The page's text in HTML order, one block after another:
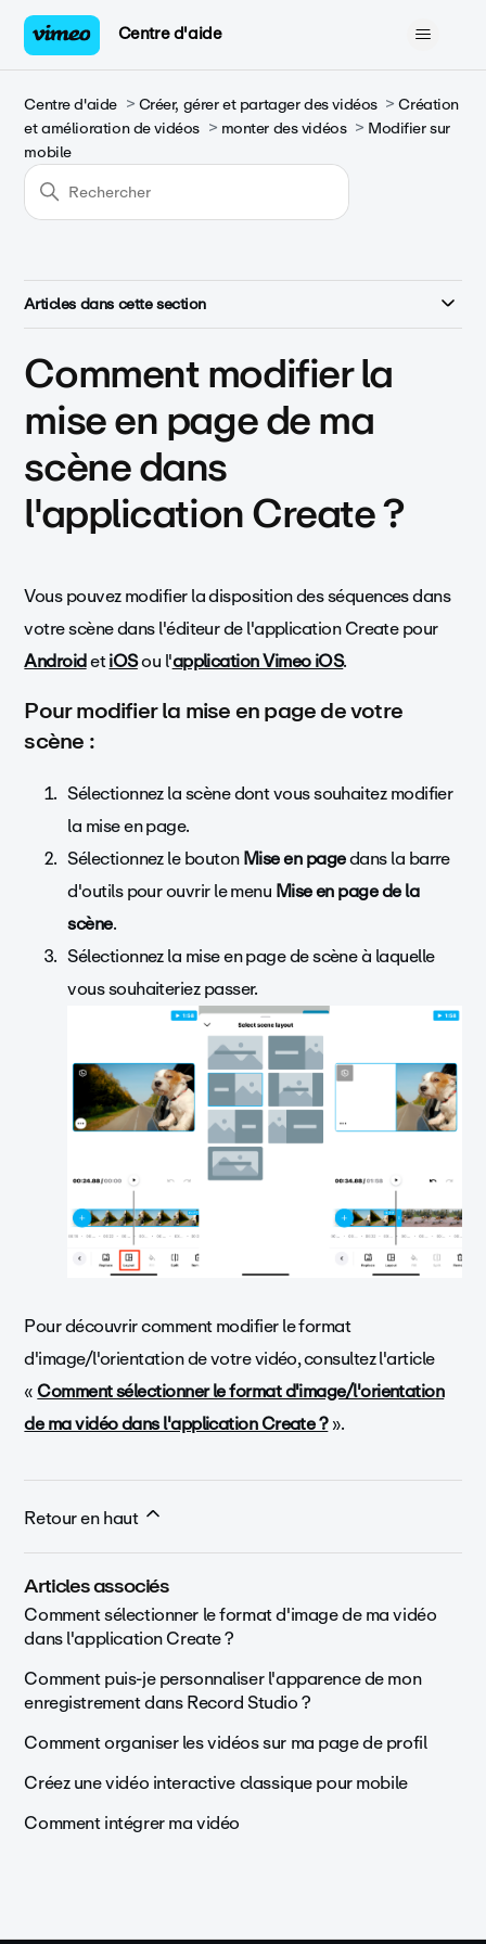
Centre d'aide
Centre d'aide Créer, gérer et partager des vidéos
Création
et amélioration de vidéos
monter des vidéos
Modifier sur
mobile
Articles dans cette section
Comment modifier la
mise en page de ma
scène dans
l'application Create ?
Vous pouvez modifier la disposition des séquences dans
votre scène dans l'éditeur de l'application Create pour
AndroidetiOSou l'application Vimeo iOS.
Pour modifier la mise en page de votre
scène :
Sélectionnez la scène dont vous souhaitez modifier
la mise en page.
Sélectionnez le boutonMise en pagedans la barre
d'outils pour ouvrir le menuMise en page de la
scène.
Sélectionnez la mise en page de scène à laquelle
vous souhaiteriez passer.
Pour découvrir comment modifier le format
d'image/l'orientation de votre vidéo, consultez l'article
«Comment sélectionner le format d'image/l'orientation
de ma vidéo dans l'application Create ?».
Retour en haut
Articles associés
Comment sélectionner le format d'image de ma vidéo
dans l'application Create ?
Comment puis-je personnaliser l'apparence de mon
enregistrement dans Record Studio ?
Comment organiser les vidéos sur ma page de profil
Créez une vidéo interactive classique pour mobile
Comment intégrer ma vidéo